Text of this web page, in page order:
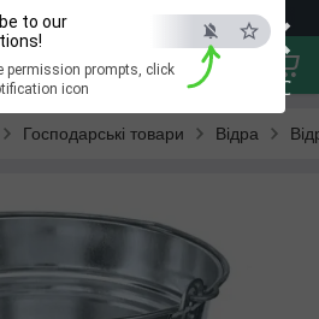
×
ESC
to our
permission prompts, click
icon
Господарські товари Відра